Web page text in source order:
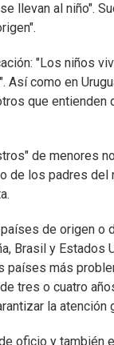
llevan al niño".
"Los niños
Así como en
que
de menores
de los padres
de origen
Brasil y
países más
tres o cuatro
la
oficio y